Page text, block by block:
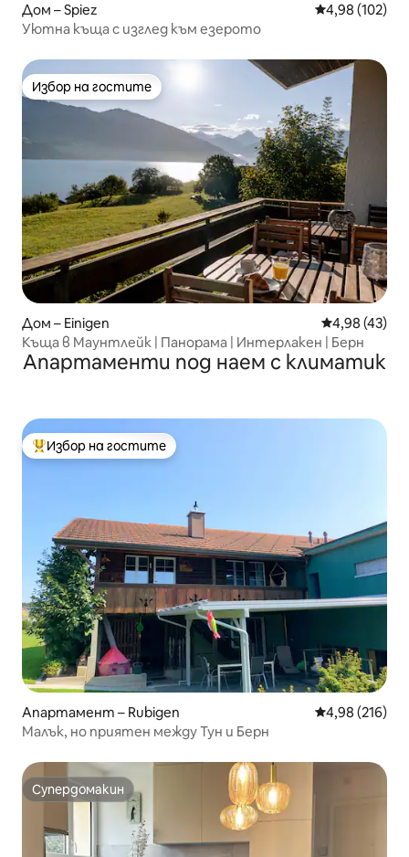
Дом – Spiez Средна
4,98 (102)
Уютна къща с изглед към езерото
Избор на гостите
Избор на гостите
Дом – Einigen Средна
4,98 (43)
Къща в Маунтлейк | Панорама | Интерлакен | Берн
Апартаменти под наем с климатик
Най-популярен избор на гостите
Избор на гостите
Апартамент – Rubigen Средна
4,98 (216)
Малък, но приятен между Тун и Берн
Супердомакин
Супердомакин